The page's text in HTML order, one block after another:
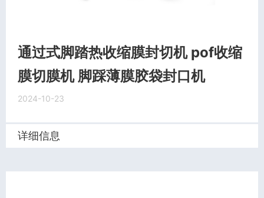
通过式脚踏热收缩膜封切机 pof收缩
膜切膜机 脚踩薄膜胶袋封口机
2024-10-23
详细信息